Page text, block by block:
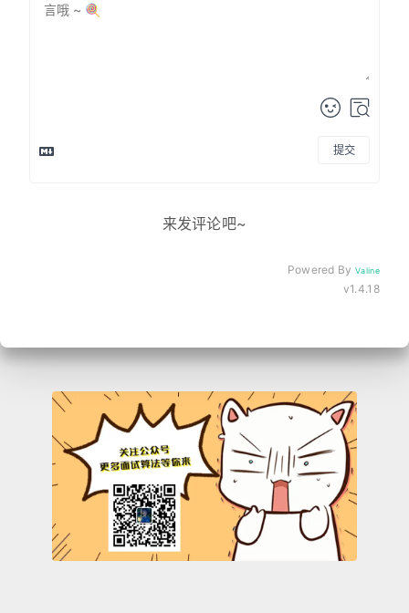
提交
来发评论吧~
Powered ByValine
v1.4.18